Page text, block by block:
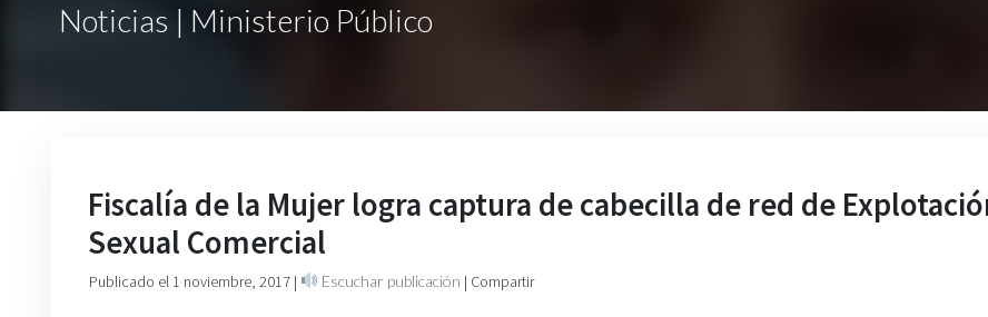
Noticias | Ministerio Público
Fiscalía de la Mujer logra captura de cabecilla de red de
Sexual Comercial
Publicado el 1 noviembre, 2017 | Escuchar publicación | Compartir